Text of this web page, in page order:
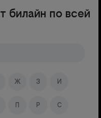
билайн по всей
Ж З И
П Р С